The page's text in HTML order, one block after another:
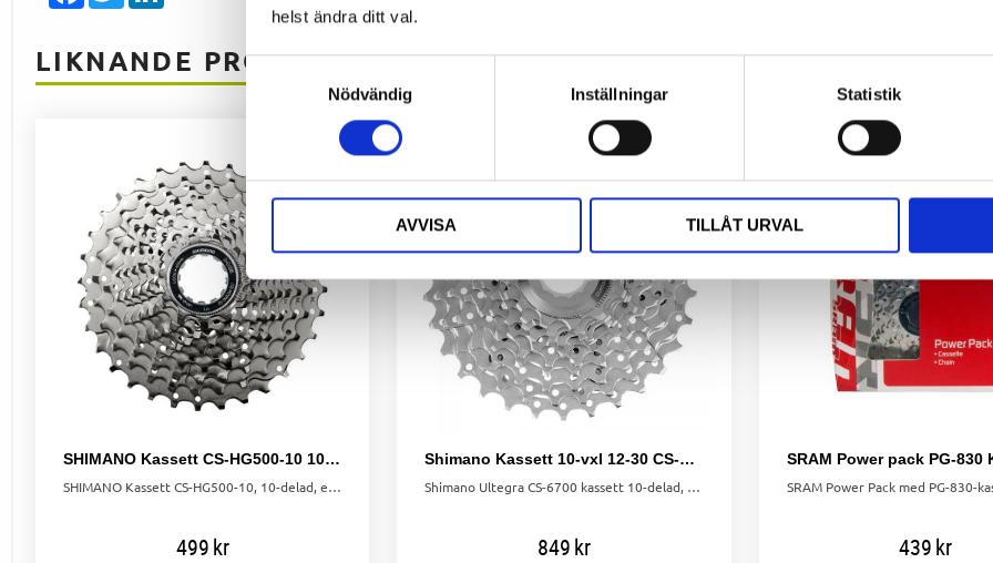
helst ändra ditt val.
Samtyckesval
Nödvändig
Inställningar Statistik
AVVISA TILLÅT URVAL
LIKNANDE PRODUKTER
SHIMANO Kassett CS-HG500-10 10-delat 11-25T
SHIMANO Kassett CS-HG500-10, 10-delad, erbjuder ett brett växelutbud från 11 till 25T. Robust konstruktion och jämna växelsteg för pålitlig prestanda.
499kr
Shimano Kassett 10-vxl 12-30 CS-6700 Ultegra
Shimano Ultegra CS-6700 kassett 10-delad, 12-30T, ger robust och exakt växling för optimal cykelprestanda.
849kr 439kr